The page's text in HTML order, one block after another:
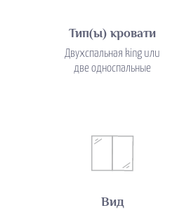
Тип(ы) кровати
Двухспальная king или
две односпальные
Вид